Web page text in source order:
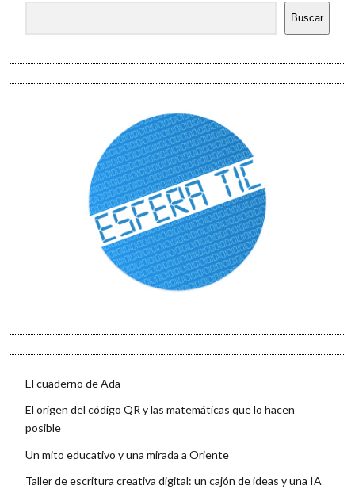
Buscar
El cuaderno de Ada
El origen del código QR y las matemáticas que lo hacen
posible
Un mito educativo y una mirada a Oriente
Taller de escritura creativa digital: un cajón de ideas y una IA